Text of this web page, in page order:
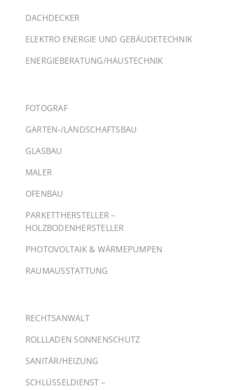
DACHDECKER
ELEKTRO ENERGIE UND GEBÄUDETECHNIK
ENERGIEBERATUNG/HAUSTECHNIK
FOTOGRAF
GARTEN-/LANDSCHAFTSBAU
GLASBAU
MALER
OFENBAU
PARKETTHERSTELLER –
HOLZBODENHERSTELLER
PHOTOVOLTAIK & WÄRMEPUMPEN
RAUMAUSSTATTUNG
RECHTSANWALT
ROLLLADEN SONNENSCHUTZ
SANITÄR/HEIZUNG
SCHLÜSSELDIENST –